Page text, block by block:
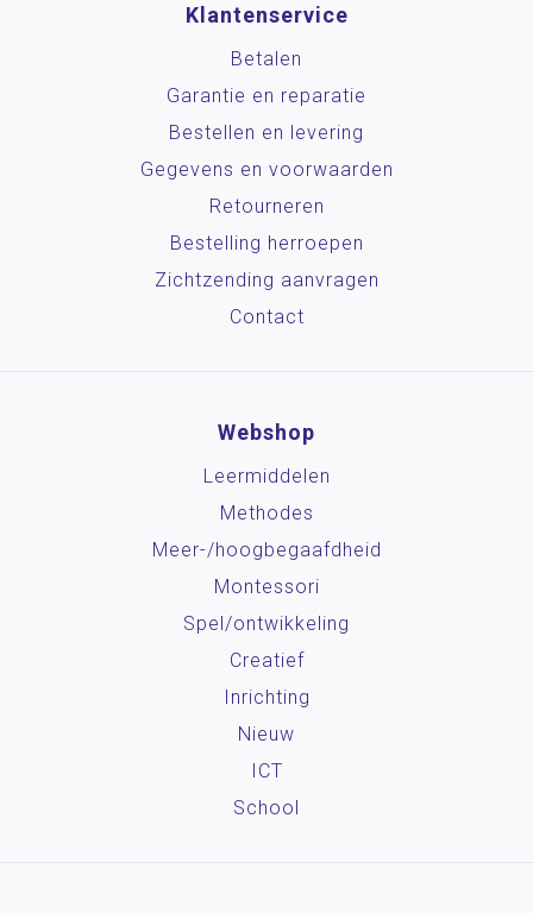
Klantenservice
Betalen
Garantie en reparatie
Bestellen en levering
Gegevens en voorwaarden
Retourneren
Bestelling herroepen
Zichtzending aanvragen
Contact
Webshop
Leermiddelen
Methodes
Meer-/hoog­begaafdheid
Montessori
Spel/ontwikkeling
Creatief
Inrichting
Nieuw
ICT
School